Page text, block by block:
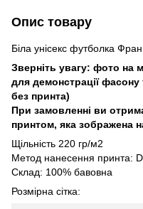
Опис товару
Біла унісекс футболка
Зверніть увагу: фото на
для демонстрації
без принта)
При замовленні ви
принтом, яка зображена
Щільність 220 гр/м2
Метод нанесення принта:
Склад: 100% бавовна
Розмірна сітка: